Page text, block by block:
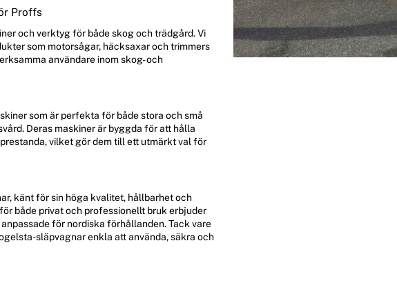
Proffs
och verktyg för både skog och trädgård. Vi
som motorsågar, häcksaxar och trimmers
användare inom skog- och
som är perfekta för både stora och små
Deras maskiner är byggda för att hålla
vilket gör dem till ett utmärkt val för
känt för sin höga kvalitet, hållbarhet och
både privat och professionellt bruk erbjuder
för nordiska förhållanden. Tack vare
släpvagnar enkla att använda, säkra och